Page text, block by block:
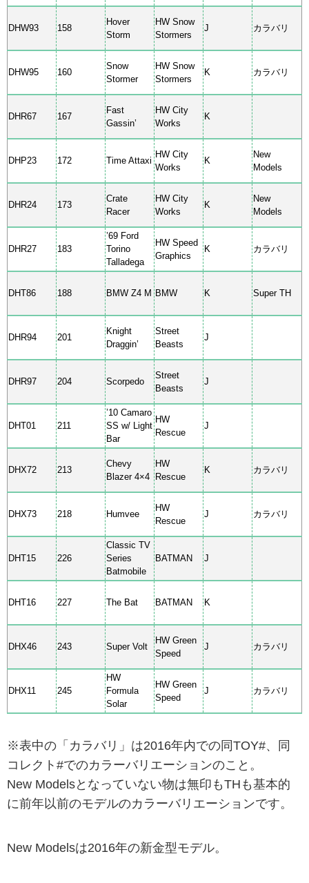
DHW93 158
Hover
Storm
HW Snow
Stormers
J カラバリ
DHW95 160
Snow
Stormer
HW Snow
Stormers
K カラバリ
DHR67 167
Fast
Gassin’
HW City
Works
K
DHP23 172 Time Attaxi
HW City
Works
K
New
Models
DHR24 173
Crate
Racer
HW City
Works
K
New
Models
DHR27 183
’69 Ford
Torino
Talladega
HW Speed
Graphics
K カラバリ
DHT86 188 BMW Z4 M BMW K Super TH
DHR94 201
Knight
Draggin’
Street
Beasts
J
DHR97 204 Scorpedo
Street
Beasts
J
DHT01 211
’10 Camaro
SS w/ Light
Bar
HW
Rescue
J
DHX72 213
Chevy
Blazer 4×4
HW
Rescue
K カラバリ
DHX73 218 Humvee
HW
Rescue
J カラバリ
DHT15 226
Classic TV
Series
Batmobile
BATMAN J
DHT16 227 The Bat BATMAN K
DHX46 243 Super Volt
HW Green
Speed
J カラバリ
DHX11 245
HW
Formula
Solar
HW Green
Speed
J カラバリ
※表中の「カラバリ」は2016年内での同TOY#、同
コレクト#でのカラーバリエーションのこと。
New Modelsとなっていない物は無印もTHも基本的
に前年以前のモデルのカラーバリエーションです。
New Modelsは2016年の新金型モデル。